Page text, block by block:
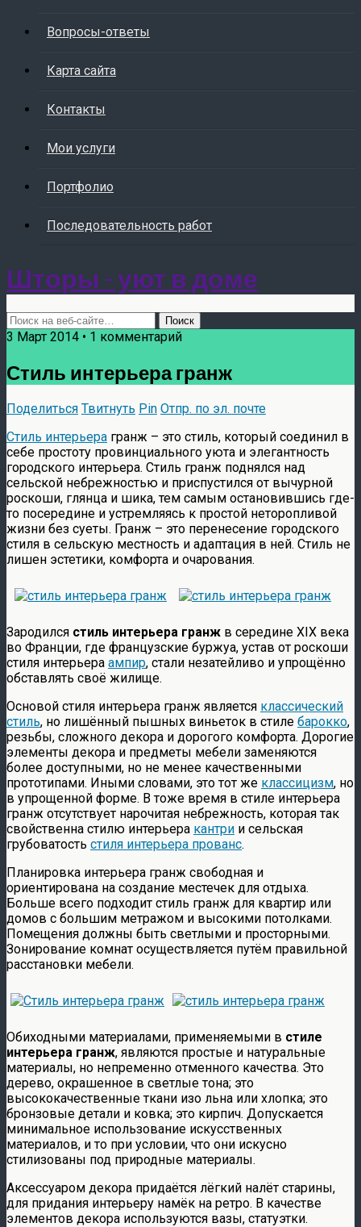
Вопросы-ответы
Карта сайта
Контакты
Мои услуги
Портфолио
Последовательность работ
Шторы - уют в доме
3 Март 2014 • 1 комментарий
Стиль интерьера гранж
Поделиться Твитнуть Pin Отпр. по эл. почте
Стиль интерьера гранж – это стиль, который соединил в
себе простоту провинциального уюта и элегантность
городского интерьера. Стиль гранж поднялся над
сельской небрежностью и приспустился от вычурной
роскоши, глянца и шика, тем самым остановившись где-
то посередине и устремляясь к простой неторопливой
жизни без суеты. Гранж – это перенесение городского
стиля в сельскую местность и адаптация в ней. Стиль не
лишен эстетики, комфорта и очарования.
Зародился стиль интерьера гранж в середине XIX века
во Франции, где французские буржуа, устав от роскоши
стиля интерьера ампир, стали незатейливо и упрощённо
обставлять своё жилище.
Основой стиля интерьера гранж является классический
стиль, но лишённый пышных виньеток в стиле барокко,
резьбы, сложного декора и дорогого комфорта. Дорогие
элементы декора и предметы мебели заменяются
более доступными, но не менее качественными
прототипами. Иными словами, это тот же классицизм, но
в упрощенной форме. В тоже время в стиле интерьера
гранж отсутствует нарочитая небрежность, которая так
свойственна стилю интерьера кантри и сельская
грубоватость стиля интерьера прованс.
Планировка интерьера гранж свободная и
ориентирована на создание местечек для отдыха.
Больше всего подходит стиль гранж для квартир или
домов с большим метражом и высокими потолками.
Помещения должны быть светлыми и просторными.
Зонирование комнат осуществляется путём правильной
расстановки мебели.
Обиходными материалами, применяемыми в стиле
интерьера гранж, являются простые и натуральные
материалы, но непременно отменного качества. Это
дерево, окрашенное в светлые тона; это
высококачественные ткани изо льна или хлопка; это
бронзовые детали и ковка; это кирпич. Допускается
минимальное использование искусственных
материалов, и то при условии, что они искусно
стилизованы под природные материалы.
Аксессуаром декора придаётся лёгкий налёт старины,
для придания интерьеру намёк на ретро. В качестве
элементов декора используются вазы, статуэтки.